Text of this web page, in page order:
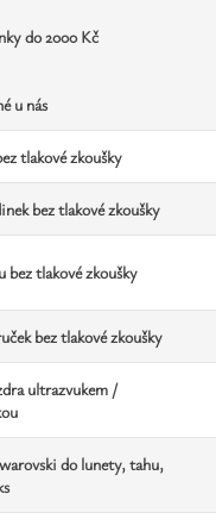
do 2000 Kč
u nás
tlakové zkoušky
bez tlakové zkoušky
bez tlakové zkoušky
bez tlakové zkoušky
ultrazvukem /
do lunety, tahu,